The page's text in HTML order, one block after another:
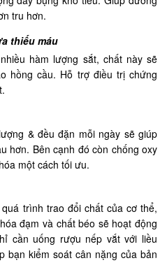
tru hơn.
thiếu máu
hàm lượng sắt, chất này sẽ
hồng cầu. Hỗ trợ điều trị chứng
& đều đặn mỗi ngày sẽ giúp
hơn. Bên cạnh đó còn chống oxy
một cách tối ưu.
trình trao đổi chất của cơ thể,
đạm và chất béo sẽ hoạt động
cần uống rượu nếp vắt với liều
bạn kiểm soát cân nặng của bản